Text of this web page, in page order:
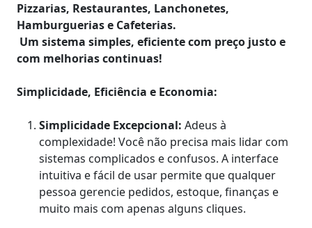
Pizzarias, Restaurantes, Lanchonetes,
Hamburguerias e Cafeterias.
Um sistema simples, eficiente com preço justo e
com melhorias continuas!
Simplicidade, Eficiência e Economia:
Simplicidade Excepcional: Adeus à
complexidade! Você não precisa mais lidar com
sistemas complicados e confusos. A interface
intuitiva e fácil de usar permite que qualquer
pessoa gerencie pedidos, estoque, finanças e
muito mais com apenas alguns cliques.